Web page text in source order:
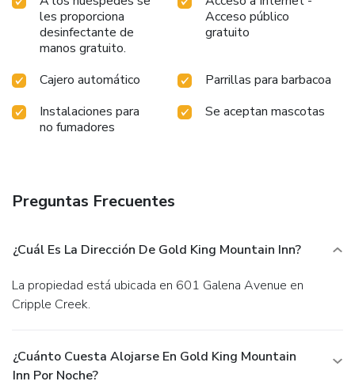
les proporciona
desinfectante de
manos gratuito.
Acceso público
gratuito
Cajero automático
Parrillas para barbacoa
Instalaciones para
no fumadores
Se aceptan mascotas
Preguntas Frecuentes
¿Cuál Es La Dirección De Gold King Mountain Inn?
La propiedad está ubicada en 601 Galena Avenue en
Cripple Creek.
¿Cuánto Cuesta Alojarse En Gold King Mountain
Inn Por Noche?